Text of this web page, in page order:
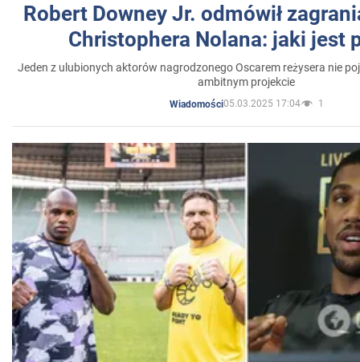
Robert Downey Jr. odmówił
Christophera Nolana: jaki jest
Jeden z ulubionych aktorów nagrodzonego Oscarem reżysera nie
ambitnym projekcie
Wiadomości05.03.2025 17:04 1